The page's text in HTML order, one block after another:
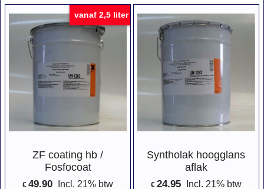
vanaf 2,5 liter
ZF coating hb /
Fosfocoat
€ 49.90 Incl. 21% btw
Syntholak hoogglans
aflak
€ 24.95 Incl. 21% btw